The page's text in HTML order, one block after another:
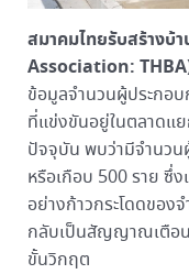
สมาคมไทยรับสร้างบ้า
Association:
ข้อมูลจำนวนผู้ประกอบ
ที่แข่งขันอยู่ในตลาดแ
ปัจจุบัน พบว่ามีจำนวน
หรือเกือบ 500 ราย ซึ่ง
อย่างก้าวกระโดดของ
กลับเป็นสัญญาณเตือน
ขั้นวิกฤต